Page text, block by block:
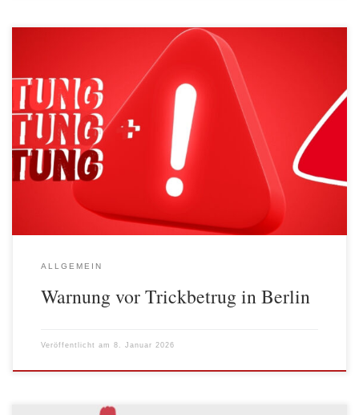
In Berlin ist zum Jahreswechsel ein Fall von Trickbetrug bekannt
geworden. Unbekannte Personen gaben sich im Bezirk Steglitz-
Zehlendorf gegenüber einer Seniorin als Mitarbeitende eines AWO
Besuchsdienstes aus. In der Wohnung der Betroffenen wurden
dabei wertvolle Gegenstände gestohlen. Der Vorfall wurde bei der
Polizei angezeigt. Die AWO in Berlin stellt klar: […]
ALLGEMEIN
Warnung vor Trickbetrug in Berlin
Veröffentlicht am 8. Januar 2026